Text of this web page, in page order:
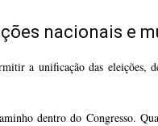
nacionais e
a unificação das eleições,
dentro do Congresso.